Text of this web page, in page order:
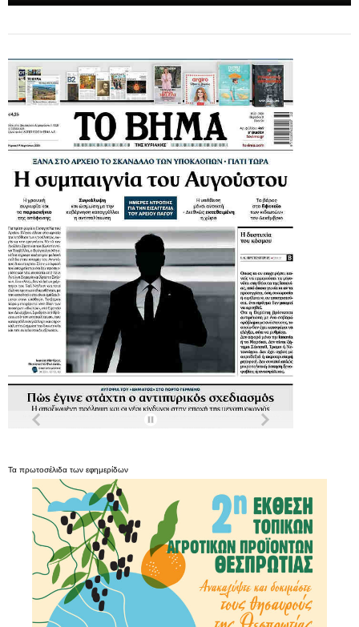
Τα πρωτοσέλιδα των εφημερίδων